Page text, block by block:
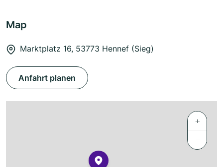
Map
Marktplatz 16, 53773 Hennef (Sieg)
Anfahrt planen
+
−